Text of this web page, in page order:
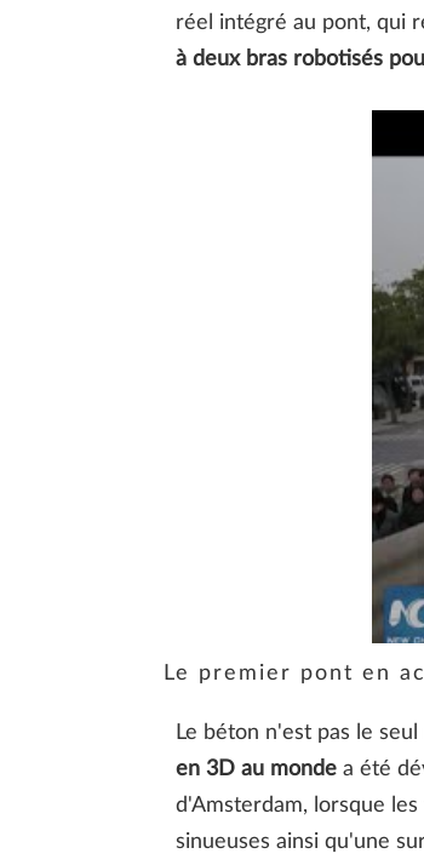
réel intégré au pont, qui
à deux bras robotisés
Le premier pont en
Le béton n'est pas le
en 3D au monde a été
d'Amsterdam, lorsque
sinueuses ainsi qu'une